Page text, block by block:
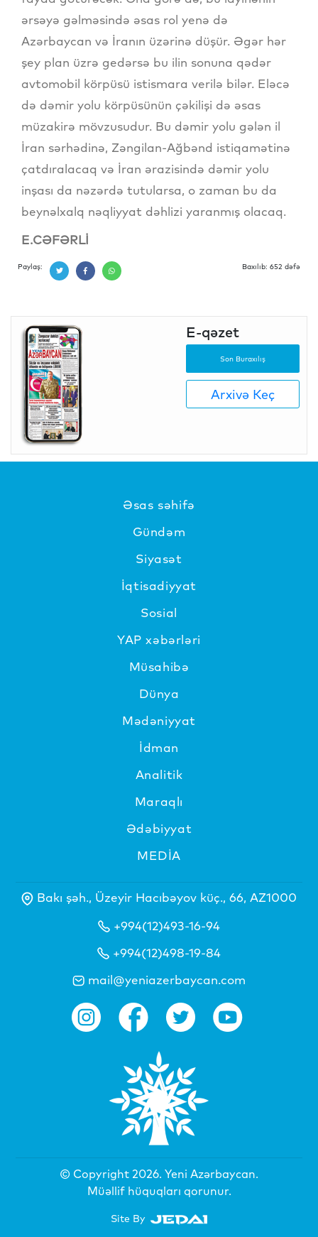
ərsəyə gəlməsində əsas rol yenə də
Azərbaycan və İranın üzərinə düşür. Əgər hər
şey plan üzrə gedərsə bu ilin sonuna qədər
avtomobil körpüsü istismara verilə bilər. Eləcə
də dəmir yolu körpüsünün çəkilişi də əsas
müzakirə mövzusudur. Bu dəmir yolu gələn il
İran sərhədinə, Zəngilan-Ağbənd istiqamətinə
çatdıralacaq və İran ərazisində dəmir yolu
inşası da nəzərdə tutularsa, o zaman bu da
beynəlxalq nəqliyyat dəhlizi yaranmış olacaq.
E.CƏFƏRLİ
Paylaş: Baxılıb: 652 dəfə
E-qəzet
Son Buraxılış
Arxivə Keç
Əsas səhifə
Gündəm
Siyasət
İqtisadiyyat
Sosial
YAP xəbərləri
Müsahibə
Dünya
Mədəniyyat
İdman
Analitik
Maraqlı
Ədəbiyyat
MEDİA
Bakı şəh., Üzeyir Hacıbəyov küç., 66, AZ1000
+994(12)493-16-94
+994(12)498-19-84
mail@yeniazerbaycan.com
© Copyright 2026. Yeni Azərbaycan.
Müəllif hüquqları qorunur.
Site By